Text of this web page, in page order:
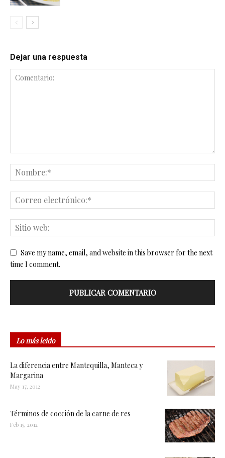
Dejar una respuesta
Save my name, email, and website in this browser for the next
time I comment.
Lo más leido
La diferencia entre Mantequilla, Manteca y
Margarina
May 17, 2012
Términos de cocción de la carne de res
Feb 15, 2012